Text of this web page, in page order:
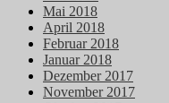
Mai 2018
April 2018
Februar 2018
Januar 2018
Dezember 2017
November 2017